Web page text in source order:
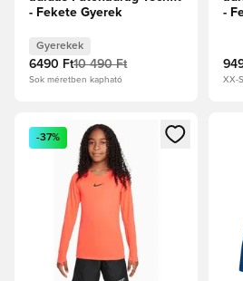
- Fekete Gyerek
Gyerekek
6490 Ft10 490 Ft
Sok méretben kapható
-
XX-
Megnyit egy modált a
-37%